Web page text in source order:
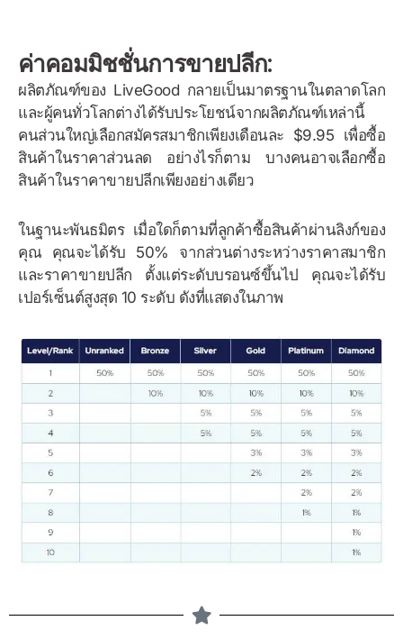
ค่าคอมมิชชั่นการขายปลีก:
ผลิตภัณฑ์ของ LiveGood กลายเป็นมาตรฐานในตลาดโลก
และผู้คนทั่วโลกต่างได้รับประโยชน์จากผลิตภัณฑ์เหล่านี้
คนส่วนใหญ่เลือกสมัครสมาชิกเพียงเดือนละ $9.95 เพื่อซื้อ
สินค้าในราคาส่วนลด อย่างไรก็ตาม บางคนอาจเลือกซื้อ
สินค้าในราคาขายปลีกเพียงอย่างเดียว
ในฐานะพันธมิตร เมื่อใดก็ตามที่ลูกค้าซื้อสินค้าผ่านลิงก์ของ
คุณ คุณจะได้รับ 50% จากส่วนต่างระหว่างราคาสมาชิก
และราคาขายปลีก ตั้งแต่ระดับบรอนซ์ขึ้นไป คุณจะได้รับ
เปอร์เซ็นต์สูงสุด 10 ระดับ ดังที่แสดงในภาพ